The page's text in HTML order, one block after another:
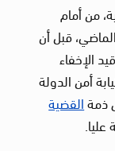
من أمام
الثلاثاء ١٦ يوليو الماضي، قبل أن
الإخفاء
أمن الدولة
القضية